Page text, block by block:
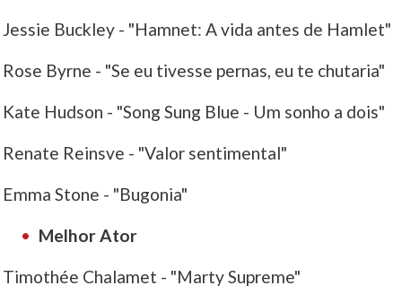
Jessie Buckley - "Hamnet: A vida antes de Hamlet"
Rose Byrne - "Se eu tivesse pernas, eu te chutaria"
Kate Hudson - "Song Sung Blue - Um sonho a dois"
Renate Reinsve - "Valor sentimental"
Emma Stone - "Bugonia"
Melhor Ator
Timothée Chalamet - "Marty Supreme"